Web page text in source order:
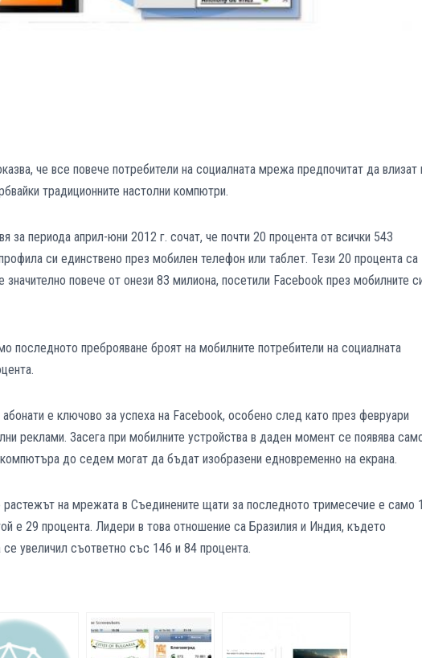
че все повече потребители на социалната мрежа предпочитат да влизат
традиционните настолни компютри.
за периода април-юни 2012 г. сочат, че почти 20 процента от всички 543
си единствено през мобилен телефон или таблет. Тези 20 процента са
повече от онези 83 милиона, посетили Facebook през мобилните
последното преброяване броят на мобилните потребители на социалната
е ключово за успеха на Facebook, особено след като през февруари
реклами. Засега при мобилните устройства в даден момент се появява
до седем могат да бъдат изобразени едновременно на екрана.
на мрежата в Съединените щати за последното тримесечие е само
е 29 процента. Лидери в това отношение са Бразилия и Индия, където
увеличил съответно със 146 и 84 процента.